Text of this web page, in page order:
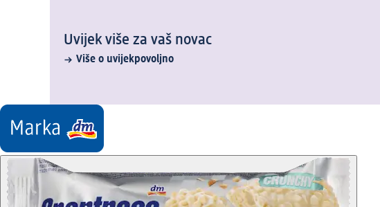
Uvijek više za vaš novac
Više o uvijekpovoljno